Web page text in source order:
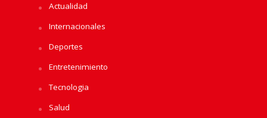
Actualidad
Internacionales
Deportes
Entretenimiento
Tecnologia
Salud